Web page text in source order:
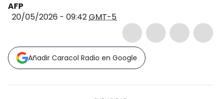
AFP
20/05/2026 - 09:42GMT-5
Añadir Caracol Radio en Google